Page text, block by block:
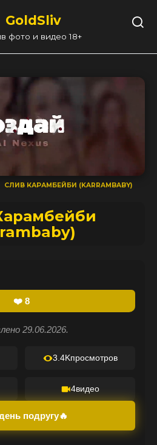
GoldSliv
фото и видео 18+
СЛИВ КАРАМБЕЙБИ (KARRAMBABY)
❤️ 8
29.06.2026.
3.4Kпросмотров
4видео
подругу🔥